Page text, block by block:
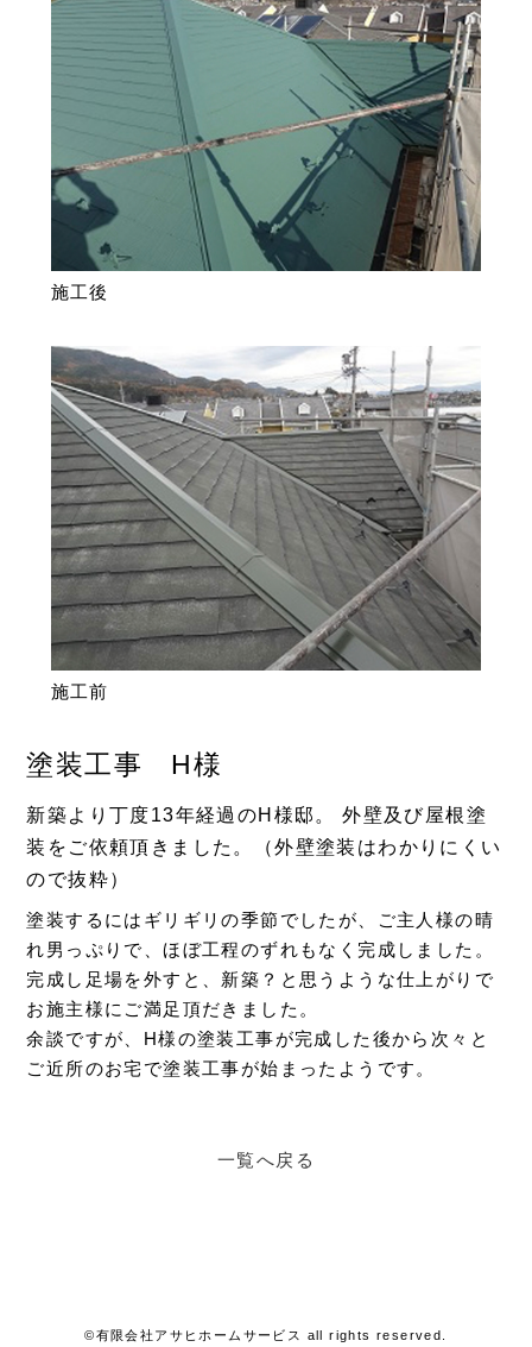
施工後
施工前
塗装工事 H様
新築より丁度13年経過のH様邸。 外壁及び屋根塗
装をご依頼頂きました。（外壁塗装はわかりにくい
ので抜粋）
塗装するにはギリギリの季節でしたが、ご主人様の晴
れ男っぷりで、ほぼ工程のずれもなく完成しました。
完成し足場を外すと、新築？と思うような仕上がりで
お施主様にご満足頂だきました。
余談ですが、H様の塗装工事が完成した後から次々と
ご近所のお宅で塗装工事が始まったようです。
一覧へ戻る
©有限会社アサヒホームサービス all rights reserved.